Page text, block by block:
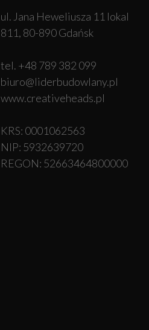
ul. Jana Heweliusza 11 lokal
811, 80-890 Gdańsk
tel. +48 789 382 099
biuro@liderbudowlany.pl
www.creativeheads.pl
KRS: 0001062563
NIP: 5932639720
REGON: 52663464800000